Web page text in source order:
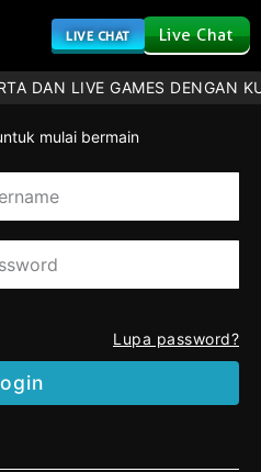
Live Chat
LIVE CHAT
DAN LIVE GAMES DENGAN
mulai bermain
Lupa password?